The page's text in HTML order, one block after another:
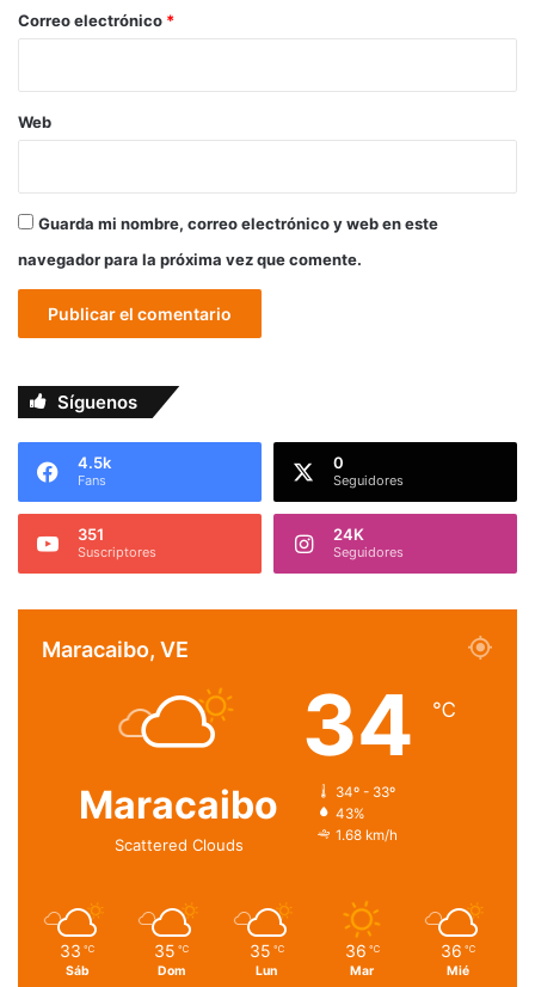
*
Correo electrónico *
Web
Guarda mi nombre, correo electrónico y web en este
navegador para la próxima vez que comente.
Síguenos
4.5k
Fans
0
Seguidores
351
Suscriptores
24K
Seguidores
Maracaibo, VE
Maracaibo
Scattered Clouds
34 ℃
34º - 33º
43%
1.68 km/h
33 ℃
Sáb
35 ℃
Dom
35 ℃
Lun
36 ℃
Mar
36 ℃
Mié